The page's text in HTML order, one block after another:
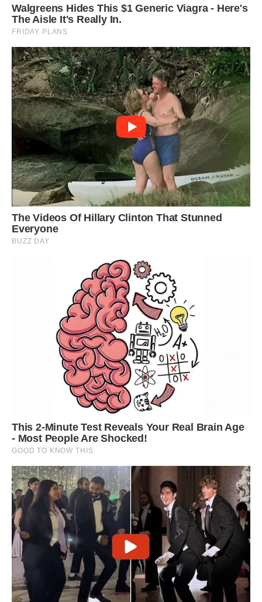
незадоволеному голосу Уляна зрозуміла, що вона
нарешті почала пошуки.
– Як же втомилася! – погладила дівчина величезний
живіт. – Цікаво, чи кричатиме на нас татко? Адже я тільки
з найкращих спонукань роблю так…
Але живіт мовчав. Уляна зітхнула і пішла приймати ванну. Її
обов’язків «домробітниці», за які вона отримувала
зарплату, ніхто не скасовував. Раптом їй стало зле…
Чоловік встиг якраз вчасно, щоб відвезти Уляну до
лікарні. О п’ятій годині ранку у подружжя народився
чарівний синочок, якого одразу ж назвали Ярославом.
О восьмій ранку зателефонувала Ольга.
– Я знайшла тобі домробітницю. Приїде тоді, коли
скажеш. За проїзд заплатиш. Записуй номер.
– Оль, я народила вночі…
– Зрозуміло! Тоді чого ти мені голову морочиш? Як
випишешся, то викличеш свою «Ірину». Бувай!